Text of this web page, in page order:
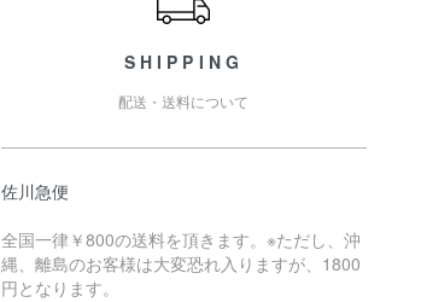
SHIPPING
配送・送料について
佐川急便
全国一律￥800の送料を頂きます。※ただし、沖
縄、離島のお客様は大変恐れ入りますが、1800
円となります。